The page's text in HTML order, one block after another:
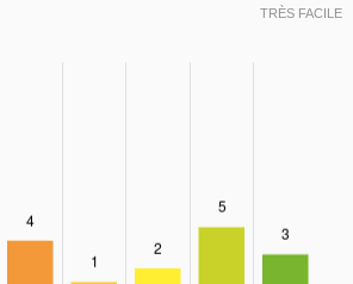
TRÈS FACILE